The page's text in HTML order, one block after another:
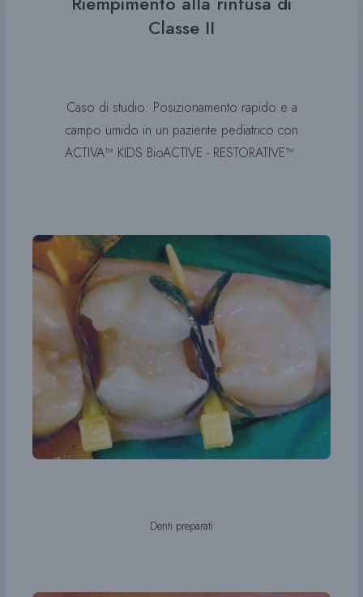
Classe II
Caso di studio: Posizionamento rapido e a
campo umido in un paziente pediatrico con
ACTIVA™ KIDS BioACTIVE - RESTORATIVE™.
Denti preparati